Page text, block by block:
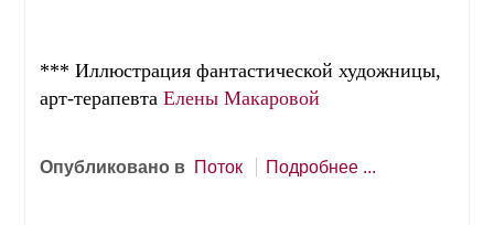
*** Иллюстрация фантастической художницы,
арт-терапевта Елены Макаровой
Опубликовано в Поток Подробнее ...